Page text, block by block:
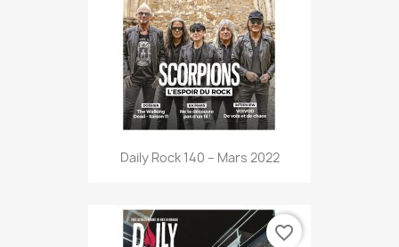
Daily Rock 140 – Mars 2022
favorite_border